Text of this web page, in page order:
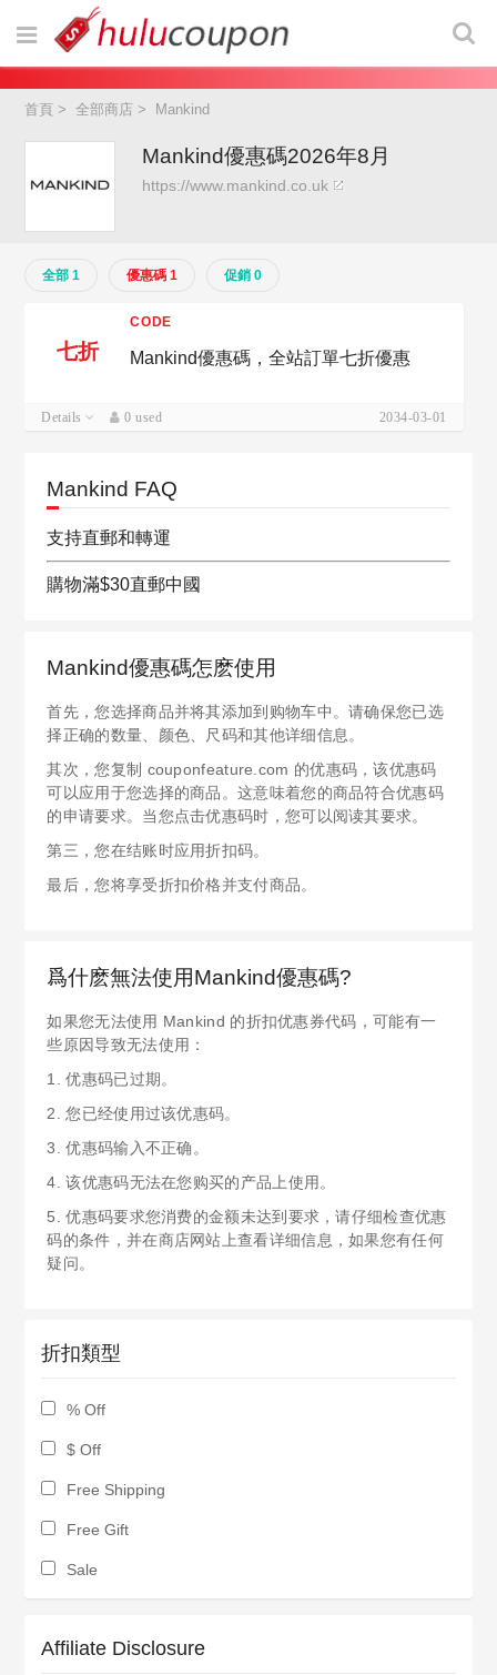
首頁 >全部商店 > Mankind
Mankind優惠碼2026年8月
https://www.mankind.co.uk
全部 1 優惠碼 1 促銷 0
七折
CODE
Mankind優惠碼，全站訂單七折優惠
Details 0 used 2034-03-01
Mankind FAQ
支持直郵和轉運
購物滿$30直郵中國
Mankind優惠碼怎麽使用
首先，您选择商品并将其添加到购物车中。请确保您已选
择正确的数量、颜色、尺码和其他详细信息。
其次，您复制 couponfeature.com 的优惠码，该优惠码
可以应用于您选择的商品。这意味着您的商品符合优惠码
的申请要求。当您点击优惠码时，您可以阅读其要求。
第三，您在结账时应用折扣码。
最后，您将享受折扣价格并支付商品。
爲什麽無法使用Mankind優惠碼?
如果您无法使用 Mankind 的折扣优惠券代码，可能有一
些原因导致无法使用：
1. 优惠码已过期。
2. 您已经使用过该优惠码。
3. 优惠码输入不正确。
4. 该优惠码无法在您购买的产品上使用。
5. 优惠码要求您消费的金额未达到要求，请仔细检查优惠
码的条件，并在商店网站上查看详细信息，如果您有任何
疑问。
折扣類型
% Off
$ Off
Free Shipping
Free Gift
Sale
Affiliate Disclosure